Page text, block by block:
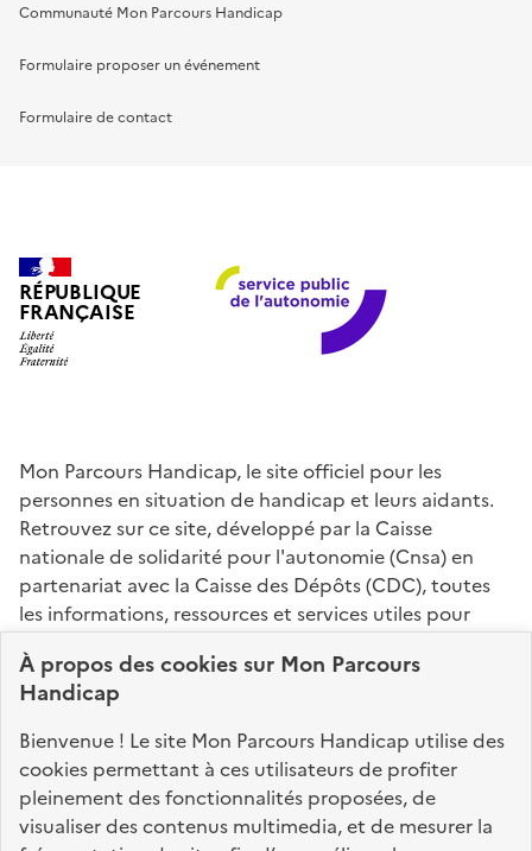
À propos descookiessur Mon Parcours
Handicap
Bienvenue ! Le site Mon Parcours Handicap utilise des
cookies permettant à ces utilisateurs de profiter
pleinement des fonctionnalités proposées, de
visualiser des contenus multimedia, et de mesurer la
Communauté Mon Parcours Handicap
Formulaire proposer un événement
Formulaire de contact
RÉPUBLIQUE
FRANÇAISE
Mon Parcours Handicap, le site officiel pour les
personnes en situation de handicap et leurs aidants.
Retrouvez sur ce site, développé par la Caisse
nationale de solidarité pour l'autonomie (Cnsa) en
partenariat avec la Caisse des Dépôts (CDC), toutes
les informations, ressources et services utiles pour
connaître vos droits, effectuer vos démarches,
identifier vos interlocuteurs.
Nos sites partenaires
info.gouv.fr service-public.fr legifrance.gouv.fr
data.gouv.fr